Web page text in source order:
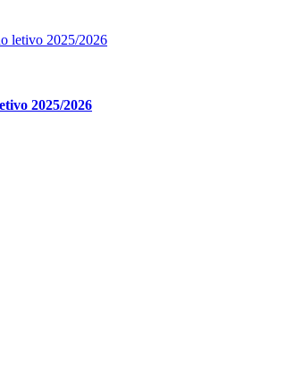
2025/2026